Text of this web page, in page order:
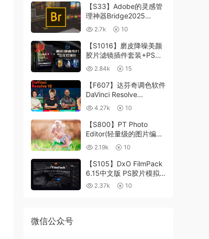
版 WIN/MAC
【S33】Adobe的灵感管
理神器Bridge2025
15.0.3 WIN系统 右键可
进入ACR
2.7k 10
【S1016】磨皮降噪美颜
胶片滤镜插件套装+PS动
作 Imagenomic
Professional Plugin Suite
v2027 Win汉化中文版
2.84k 15
【F607】达芬奇调色软件
DaVinci Resolve
Studio18.6Win、Mac 中
文/英文
4.27k 10
【S800】PT Photo
Editor(轻量级的图片编辑
工具)5.10.3汉化版 WIN
2.19k 10
【S105】DxO FilmPack
6.15中文版 PS胶片模拟
滤镜支持WIN/MAC
2.37k 10
微信公众号